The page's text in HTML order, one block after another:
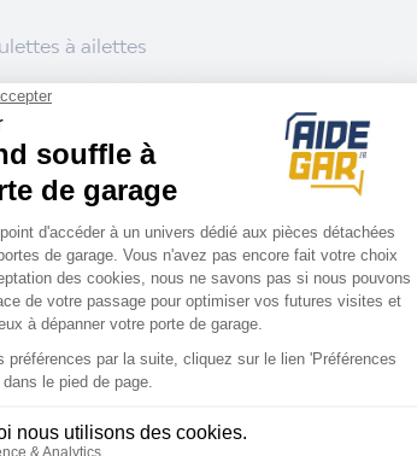
à ailettes